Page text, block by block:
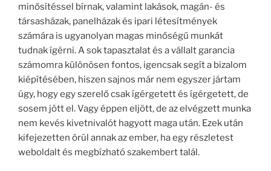
minősítéssel bírnak, valamint lakások, magán- és
társasházak, panelházak és ipari létesítmények
számára is ugyanolyan magas minőségű munkát
tudnak ígérni. A sok tapasztalat és a vállalt garancia
számomra különösen fontos, igencsak segít a bizalom
kiépítésében, hiszen sajnos már nem egyszer jártam
úgy, hogy egy szerelő csak ígérgetett és ígérgetett, de
sosem jött el. Vagy éppen eljött, de az elvégzett munka
nem kevés kivetnivalót hagyott maga után. Ezek után
kifejezetten örül annak az ember, ha egy részletest
weboldalt és megbízható szakembert talál.